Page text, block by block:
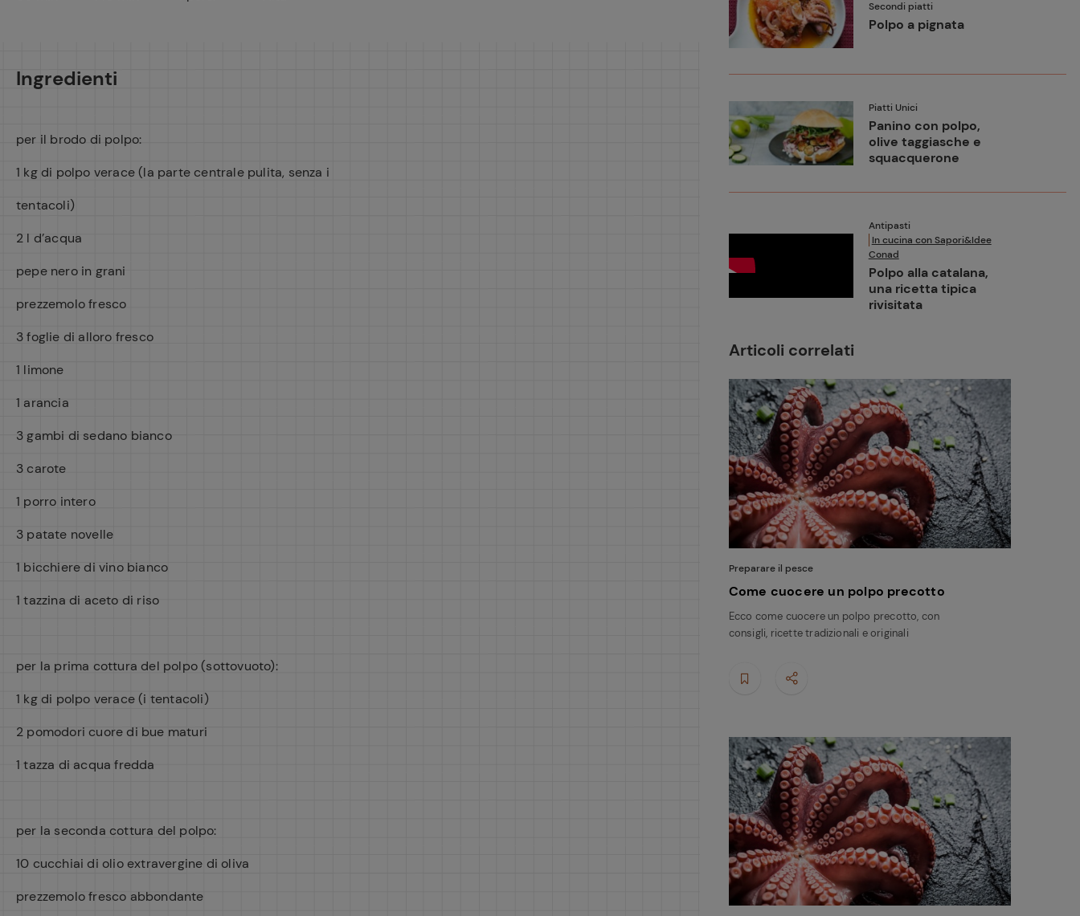
Ingredienti
per il brodo di polpo:
1 kg di polpo verace (la parte centrale pulita, senza i
tentacoli)
2 l d’acqua
pepe nero in grani
prezzemolo fresco
3 foglie di alloro fresco
1 limone
1 arancia
3 gambi di sedano bianco
3 carote
1 porro intero
3 patate novelle
1 bicchiere di vino bianco
1 tazzina di aceto di riso
per la prima cottura del polpo (sottovuoto):
1 kg di polpo verace (i tentacoli)
2 pomodori cuore di bue maturi
1 tazza di acqua fredda
per la seconda cottura del polpo:
10 cucchiai di olio extravergine di oliva
prezzemolo fresco abbondante
Secondi piatti
Polpo a pignata
Piatti Unici
Panino con polpo,
olive taggiasche e
squacquerone
Antipasti
In cucina con Sapori&Idee
Conad
Polpo alla catalana,
una ricetta tipica
rivisitata
Articoli correlati
Preparare il pesce
Come cuocere un polpo precotto
Ecco come cuocere un polpo precotto, con
consigli, ricette tradizionali e originali